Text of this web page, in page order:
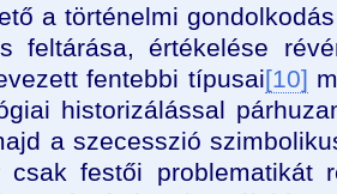
a történelmi
feltárása, értékelése
fentebbi típusai[10]
historizálással
a szecesszió
csak festői problematikát